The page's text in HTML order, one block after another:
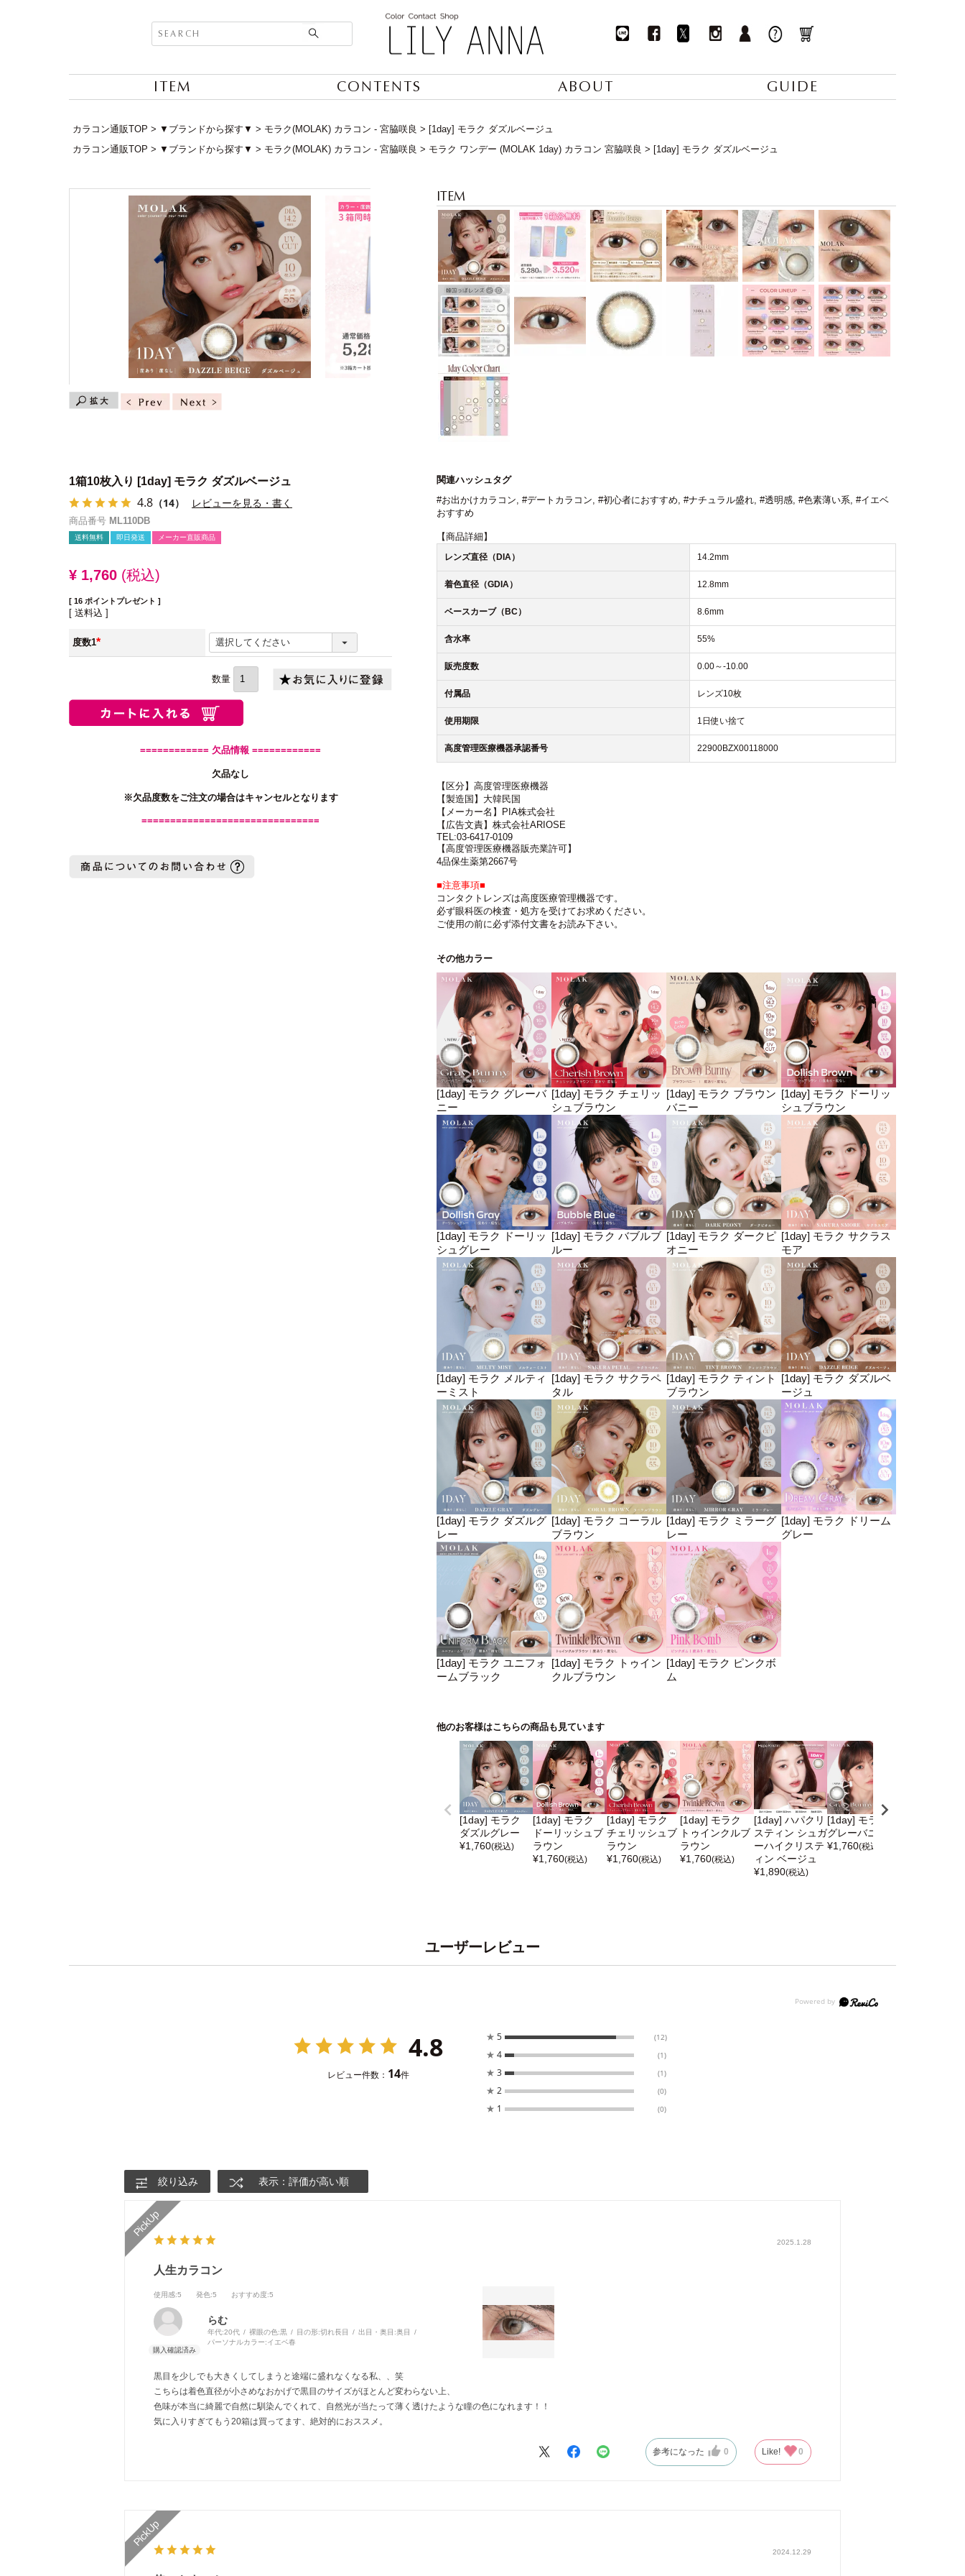
ITEM CONTENTS ABOUT GUIDE
カラコン通販TOP ▼ブランドから探す▼ モラク(MOLAK) カラコン - 宮脇咲良
[1day] モラク ダズルベージュ
カラコン通販TOP
▼ブランドから探す▼ モラク(MOLAK) カラコン - 宮脇咲良 モラク ワンデー (MOLAK 1day) カラコン 宮脇咲良 [1day] モラク ダズルベージュ
1箱10枚入り [1day] モラク ダズルベージュ
4.8 （14） レビューを見る・書く
商品番号 ML110DB
送料無料 即日発送 メーカー直販商品
¥ 1,760 税込
[ 16 ポイントプレゼント ]
送料込
度数1
(必
============ 欠品情報 ============
欠品なし
※欠品度数をご注文の場合はキャンセルとなります
===============================
関連ハッシュタグ
#お出かけカラコン, #デートカラコン, #初心者におすすめ, #ナチュラル盛れ, #透明感, #色素薄い系, #イエベ
おすすめ
【商品詳細】
レンズ直径（DIA） 14.2mm
着色直径（GDIA） 12.8mm
ベースカーブ（BC） 8.6mm
含水率 55%
販売度数 0.00～-10.00
付属品 レンズ10枚
使用期限 1日使い捨て
高度管理医療機器承認番号 22900BZX00118000
【区分】高度管理医療機器
【製造国】大韓民国
【メーカー名】PIA株式会社
【広告文責】株式会社ARIOSE
TEL:03-6417-0109
【高度管理医療機器販売業許可】
4品保生薬第2667号
■注意事項■
コンタクトレンズは高度医療管理機器です。
必ず眼科医の検査・処方を受けてお求めください。
ご使用の前に必ず添付文書をお読み下さい。
その他カラー
[1day] モラク グレーバ
ニー
[1day] モラク チェリッ
シュブラウン
[1day] モラク ブラウン
バニー
[1day] モラク ドーリッ
シュブラウン
[1day] モラク ドーリッ
シュグレー
[1day] モラク バブルブ
ルー
[1day] モラク ダークピ
オニー
[1day] モラク サクラス
モア
[1day] モラク メルティ
ーミスト
[1day] モラク サクラペ
タル
[1day] モラク ティント
ブラウン
[1day] モラク ダズルベ
ージュ
[1day] モラク ダズルグ
レー
[1day] モラク コーラル
ブラウン
[1day] モラク ミラーグ
レー
[1day] モラク ドリーム
グレー
[1day] モラク ユニフォ
ームブラック
[1day] モラク トゥイン
クルブラウン
[1day] モラク ピンクボ
ム
他のお客様はこちらの商品も見ています
[1day] モラク
ダズルグレー
¥1,760(税込)
[1day] モラク
ドーリッシュブ
ラウン
¥1,760(税込)
[1day] モラク
チェリッシュブ
ラウン
¥1,760(税込)
[1day] モラク
トゥインクルブ
ラウン
¥1,760(税込)
[1day] ハパクリ
スティン シュガ
ーハイクリステ
ィン ベージュ
¥1,890(税込)
[1day] モラク
グレーバニー
¥1,760(税込)
ユーザーレビュー
4.8
レビュー件数： 14件
★ 5 (12)
★ 4 (1)
★ 3 (1)
★ 2 (0)
★ 1 (0)
絞り込み 表示：評価が高い順
2025.1.28
人生カラコン
使用感:5 発色:5 おすすめ度:5
らむ
年代:20代 裸眼の色:黒 目の形:切れ長目 出目・奥目:奥目
パーソナルカラー:イエベ春
黒目を少しでも大きくしてしまうと途端に盛れなくなる私、、笑
こちらは着色直径が小さめなおかげで黒目のサイズがほとんど変わらない上、
色味が本当に綺麗で自然に馴染んでくれて、自然光が当たって薄く透けたような瞳の色になれます！！
気に入りすぎてもう20箱は買ってます、絶対的におススメ。
参考になった 0 Like! 0
2024.12.29